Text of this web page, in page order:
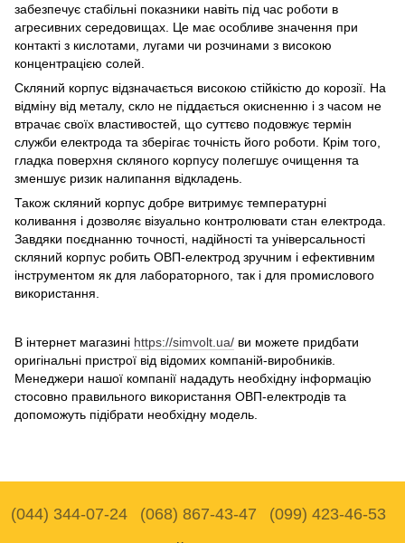
забезпечує стабільні показники навіть під час роботи в
агресивних середовищах. Це має особливе значення при
контакті з кислотами, лугами чи розчинами з високою
концентрацією солей.
Скляний корпус відзначається високою стійкістю до корозії. На
відміну від металу, скло не піддається окисненню і з часом не
втрачає своїх властивостей, що суттєво подовжує термін
служби електрода та зберігає точність його роботи. Крім того,
гладка поверхня скляного корпусу полегшує очищення та
зменшує ризик налипання відкладень.
Також скляний корпус добре витримує температурні
коливання і дозволяє візуально контролювати стан електрода.
Завдяки поєднанню точності, надійності та універсальності
скляний корпус робить ОВП-електрод зручним і ефективним
інструментом як для лабораторного, так і для промислового
використання.
В інтернет магазині https://simvolt.ua/ ви можете придбати
оригінальні пристрої від відомих компаній-виробників.
Менеджери нашої компанії нададуть необхідну інформацію
стосовно правильного використання ОВП-електродів та
допоможуть підібрати необхідну модель.
(044) 344-07-24 (068) 867-43-47 (099) 423-46-53